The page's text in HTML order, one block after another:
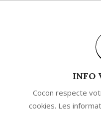
INFO
Cocon respecte
cookies. Les